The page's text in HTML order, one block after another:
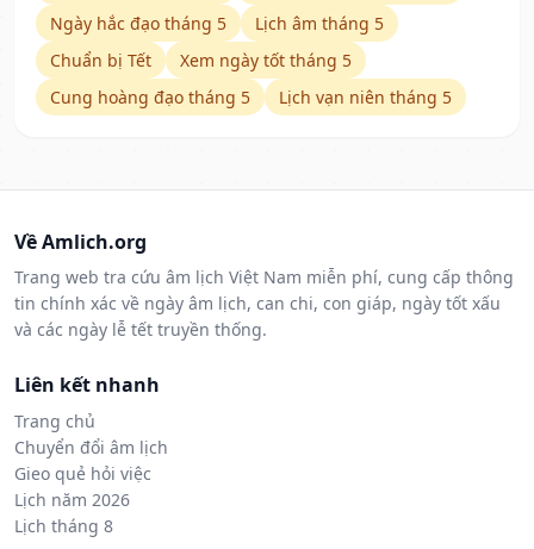
Ngày hắc đạo tháng 5
Lịch âm tháng 5
Chuẩn bị Tết
Xem ngày tốt tháng 5
Cung hoàng đạo tháng 5
Lịch vạn niên tháng 5
Về Amlich.org
Trang web tra cứu âm lịch Việt Nam miễn phí, cung cấp thông
tin chính xác về ngày âm lịch, can chi, con giáp, ngày tốt xấu
và các ngày lễ tết truyền thống.
Liên kết nhanh
Trang chủ
Chuyển đổi âm lịch
Gieo quẻ hỏi việc
Lịch năm 2026
Lịch tháng 8